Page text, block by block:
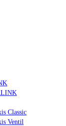
Classic
Ventil